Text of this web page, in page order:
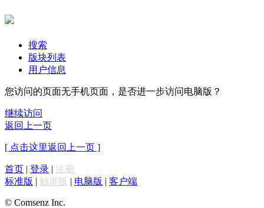
搜索
版块列表
用户信息
您访问的页面无手机页面，是否进一步访问电脑版？
继续访问
返回上一页
[ 点击这里返回上一页 ]
首页 | 登录 | 注册
标准版 | 触屏版 | 电脑版 | 客户端
© Comsenz Inc.